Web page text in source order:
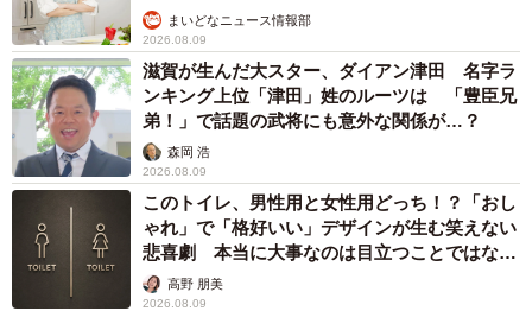
そこへ突如、「失礼しますーー」とお昼ごはんの「特製あ
いがけカレースペシャルプレート」を運んできたスタッフ
が登場するのでした。陣痛に苦しむ加鳥さんは、とても食
事どころではありません。するとスタッフが「奥さん難し
そうなら、旦那さん食べちゃって。もったいないしー」と
言います。なぜか夫が特製プレートを食べる展開に、さら
に加鳥さんの心は荒ぶるのでした。
まいどなニュース情報部
2026.08.09
滋賀が生んだ大スター、ダイアン津田 名字ラ
ンキング上位「津田」姓のルーツは 「豊臣兄
弟！」で話題の武将にも意外な関係が…？
森岡 浩
2026.08.09
このトイレ、男性用と女性用どっち！？「おし
ゃれ」で「格好いい」デザインが生む笑えない
悲喜劇 本当に大事なのは目立つことではな
く…高野 朋美
2026.08.09